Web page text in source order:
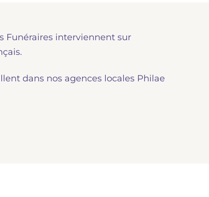
pour accompagner l'hommage du
Découvrez nos gammes spécialisées.
Demander un devis marbrerie
Funéraires interviennent sur
dans nos agences locales Philae